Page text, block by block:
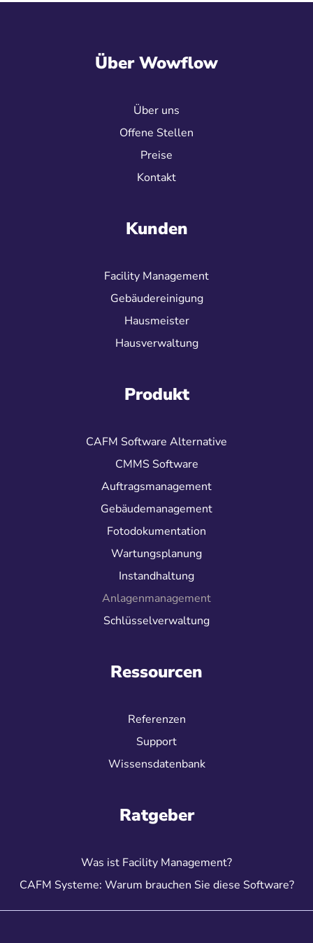
Über Wowflow
Über uns
Offene Stellen
Preise
Kontakt
Kunden
Facility Management
Gebäudereinigung
Hausmeister
Hausverwaltung
Produkt
CAFM Software Alternative
CMMS Software
Auftragsmanagement
Gebäudemanagement
Fotodokumentation
Wartungsplanung
Instandhaltung
Anlagenmanagement
Schlüsselverwaltung
Ressourcen
Referenzen
Support
Wissensdatenbank
Ratgeber
Was ist Facility Management?
CAFM Systeme: Warum brauchen Sie diese Software?